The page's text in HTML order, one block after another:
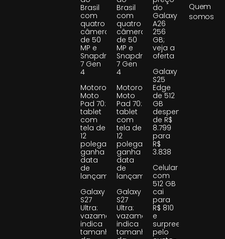
Brasil
com
quatro
câmeras
de 50
MP e
Snapdragon
7 Gen
4
Motorola
Moto
Pad 70:
tablet
com
tela de
12
polegadas
ganha
data
de
lançamento
Galaxy
S27
Ultra:
vazamento
indica
tamanho
Brasil
com
quatro
câmeras
de 50
MP e
Snapdragon
7 Gen
4
Motorola
Moto
Pad 70:
tablet
com
tela de
12
polegadas
ganha
data
de
lançamento
Galaxy
S27
Ultra:
vazamento
indica
tamanho
do
Galaxy
A26
256
GB;
veja a
oferta
Galaxy
S25
Edge
de 512
GB
despenca
de R$
8.799
para
R$
3.838
Celular
com
512 GB
cai
para
R$ 810
e
surpreende
pelo
Quem
somos